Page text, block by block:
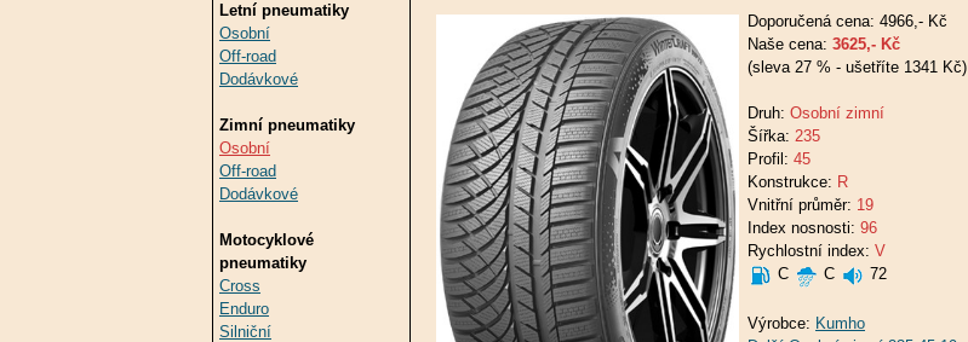
Letní pneumatiky
Osobní
Off-road
Dodávkové
Zimní pneumatiky
Osobní
Off-road
Dodávkové
Motocyklové
pneumatiky
Cross
Enduro
Silniční
Doporučená cena: 4966,- Kč
Naše cena: 3625,- Kč
(sleva 27 % - ušetříte 1341 Kč)
Druh: Osobní zimní
Šířka: 235
Profil: 45
Konstrukce: R
Vnitřní průměr: 19
Index nosnosti: 96
Rychlostní index: V
C
C 72
Výrobce: Kumho